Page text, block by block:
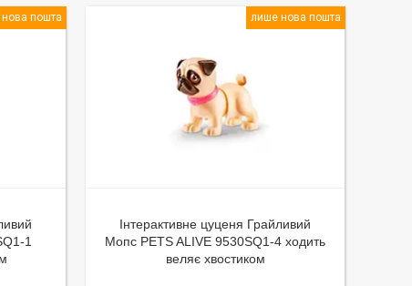
пошта
1
лише нова пошта
Інтерактивне цуценя Грайливий
Мопс PETS ALIVE 9530SQ1-4 ходить
веляє хвостиком